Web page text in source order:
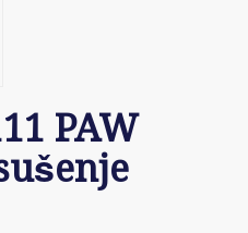
PAW